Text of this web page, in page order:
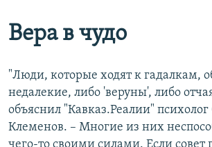
Вера в чудо
"Люди, которые ходят к гадалкам,
недалекие, либо 'веруны', либо
объяснил "Кавказ.Реалии"
Клеменов. – Многие из них
чего-то своими силами. Если совет